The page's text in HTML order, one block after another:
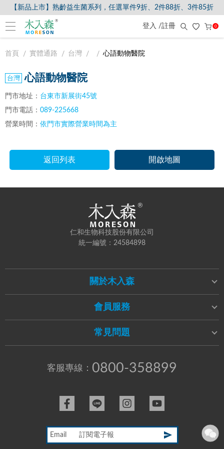
【新品上市】熟齡益生菌系列，任選單件9折、2件88折、3件85折
登入 /註冊 0
首頁 實體通路 台灣 心語動物醫院
心語動物醫院
門市地址： 台東市新展街45號
門市電話： 089-225668
營業時間： 依門市實際營業時間為主
返回列表 開啟地圖
仁和生物科技股份有限公司
統一編號：24584898
關於木入森
會員服務
常見問題
客服專線： 0800-358899
Email